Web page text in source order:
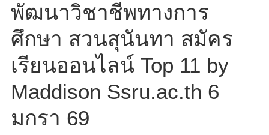
พัฒนาวิชาชีพทางการ
ศึกษา สวนสุนันทา สมัคร
เรียนออนไลน์ Top 11 by
Maddison Ssru.ac.th 6
มกรา 69